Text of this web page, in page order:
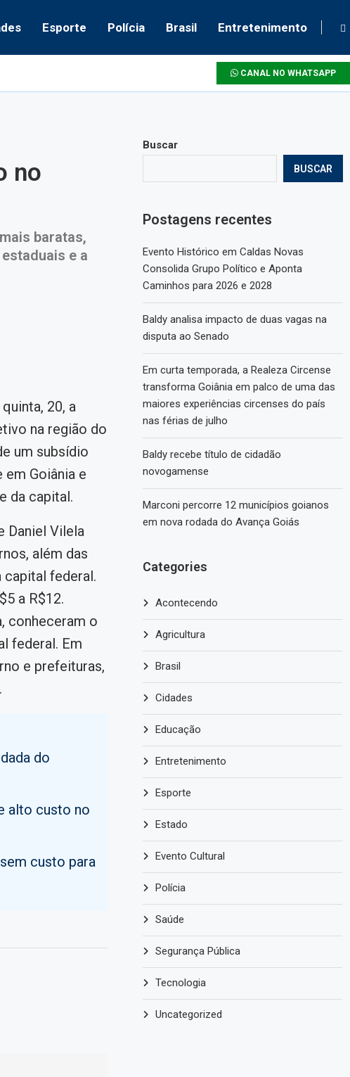
Esporte Polícia Brasil Entretenimento
CANAL NO WHATSAPP
no
baratas,
e a
20, a
na região do
um subsídio
Goiânia e
da capital.
Daniel Vilela
além das
capital federal.
a R$12.
conheceram o
federal. Em
e prefeituras,
do
alto custo no
custo para
Buscar
BUSCAR
Postagens recentes
Evento Histórico em Caldas Novas
Consolida Grupo Político e Aponta
Caminhos para 2026 e 2028
Baldy analisa impacto de duas vagas na
disputa ao Senado
Em curta temporada, a Realeza Circense
transforma Goiânia em palco de uma das
maiores experiências circenses do país
nas férias de julho
Baldy recebe título de cidadão
novogamense
Marconi percorre 12 municípios goianos
em nova rodada do Avança Goiás
Categories
Acontecendo
Agricultura
Brasil
Cidades
Educação
Entretenimento
Esporte
Estado
Evento Cultural
Polícia
Saúde
Segurança Pública
Tecnologia
Uncategorized